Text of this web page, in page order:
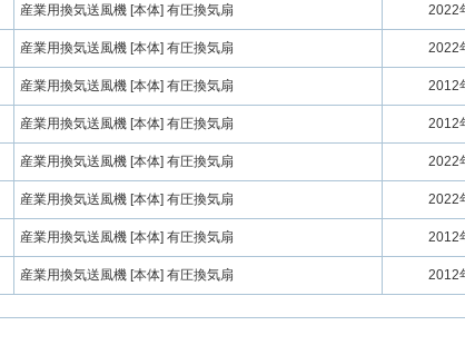
産業用換気送風機 [本体] 有圧換気扇 2022
産業用換気送風機 [本体] 有圧換気扇 2022
産業用換気送風機 [本体] 有圧換気扇 2012
産業用換気送風機 [本体] 有圧換気扇 2012
産業用換気送風機 [本体] 有圧換気扇 2022
産業用換気送風機 [本体] 有圧換気扇 2022
産業用換気送風機 [本体] 有圧換気扇 2012
産業用換気送風機 [本体] 有圧換気扇 2012